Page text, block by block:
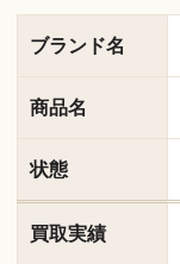
ブランド名
商品名
状態
買取実績